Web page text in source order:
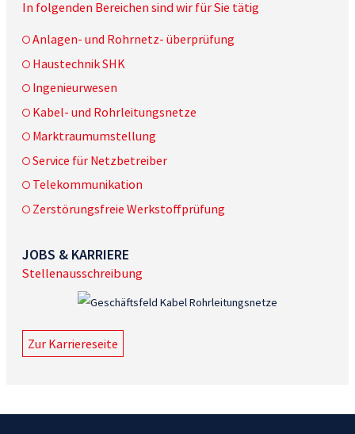
In folgenden Bereichen sind wir für Sie tätig
Anlagen- und Rohrnetz- überprüfung
Haustechnik SHK
Ingenieurwesen
Kabel- und Rohrleitungsnetze
Marktraumumstellung
Service für Netzbetreiber
Telekommunikation
Zerstörungsfreie Werkstoffprüfung
JOBS & KARRIERE
Stellenausschreibung
Zur Karriereseite